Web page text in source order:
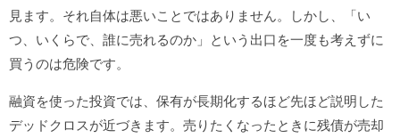
見ます。それ自体は悪いことではありません。しかし、「い
つ、いくらで、誰に売れるのか」という出口を一度も考えずに
買うのは危険です。
融資を使った投資では、保有が長期化するほど先ほど説明した
デッドクロスが近づきます。売りたくなったときに残債が売却